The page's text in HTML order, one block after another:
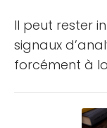
Il peut rester
signaux
forcément à